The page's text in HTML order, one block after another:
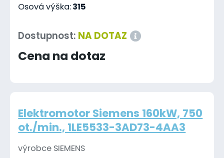
Osová výška:315
Dostupnost: NA DOTAZ
Cena na dotaz
Elektromotor Siemens 160kW, 750
ot./min., 1LE5533-3AD73-4AA3
výrobce SIEMENS